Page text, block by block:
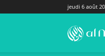
jeudi 6 août